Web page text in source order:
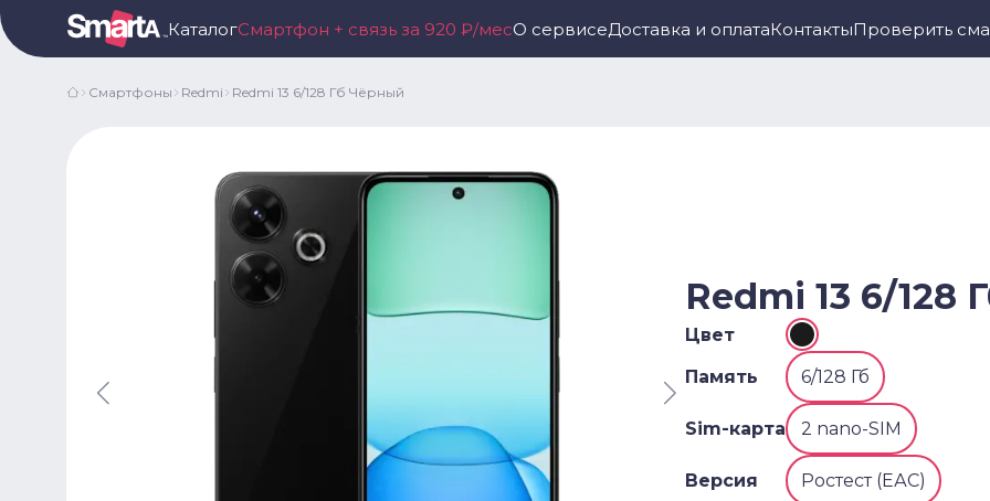
КаталогСмартфон + связь за 920 ₽/месО сервисеДоставка и оплатаКонтактыПроверить
Смартфоны Redmi Redmi 13 6/128 Гб Чёрный
Redmi 13 6/128
Цвет
Память 6/128 Гб
Sim-карта 2 nano-SIM
Версия
Ростест (ЕАС)